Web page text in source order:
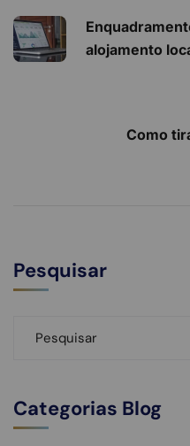
alojamento
Como
Pesquisar
Categorias Blog